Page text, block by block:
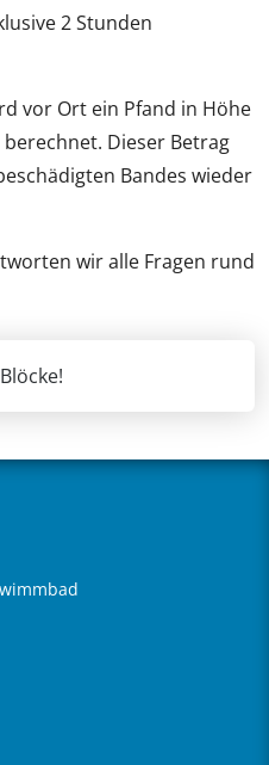
2 Stunden
vor Ort ein Pfand in Höhe
Dieser Betrag
Bandes wieder
wir alle Fragen rund